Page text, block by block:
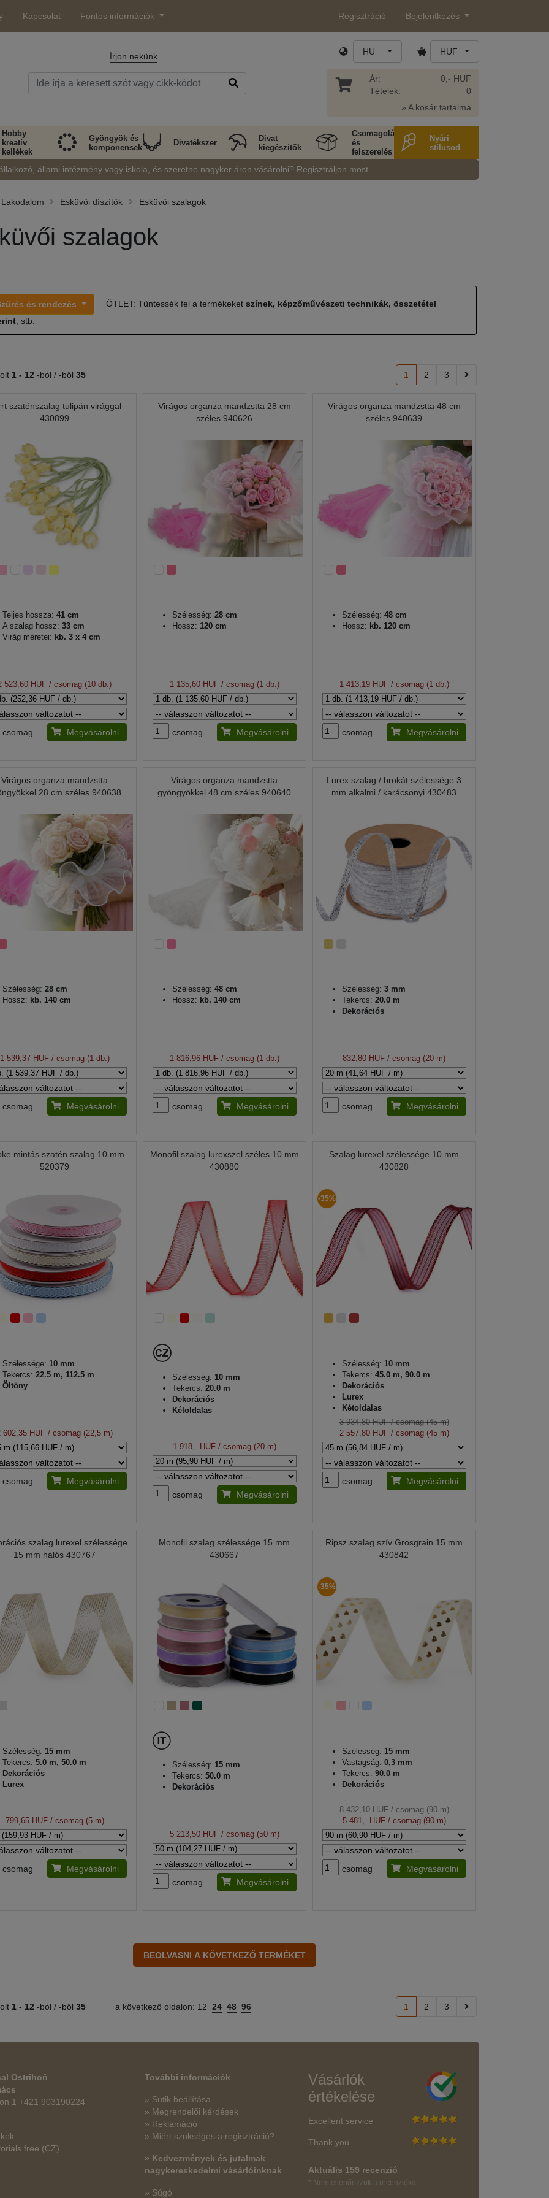
Kapcsolat Fontos információk Regisztráció Bejelentkezés
Írjon nekünk HU HUF
Ár:
Tételek:
0,- HUF
0
» A kosár tartalma
Hobby
kreatív
kellékek
Gyöngyök és
komponensek
Divatékszer
Divat
kiegészítők
Csomagolás
és
felszerelés
Nyári
stílusod
állami intézmény vagy iskola, és szeretne nagyker áron vásárolni? Regisztráljon most
Lakodalom Esküvői díszítők Esküvői szalagok
szalagok
és rendezés ÖTLET: Tüntessék fel a termékeket színek, képzőművészeti technikák, összetétel
, stb.
1 - 12 -ból / -ből 35 1 2 3
szaténszalag tulipán virággal
430899
Teljes hossza: 41 cm
A szalag hossz: 33 cm
Virág méretei: kb. 3 x 4 cm
523,60 HUF / csomag (10 db.)
csomag Megvásárolni
Virágos organza mandzstta 28 cm
széles 940626
Szélesség: 28 cm
Hossz: 120 cm
1 135,60 HUF/ csomag (1 db.)
csomag Megvásárolni
Virágos organza mandzstta 48 cm
széles 940639
Szélesség: 48 cm
Hossz: kb. 120 cm
1 413,19 HUF/ csomag (1 db.)
csomag Megvásárolni
Virágos organza mandzstta
28 cm széles 940638
Szélesség: 28 cm
Hossz: kb. 140 cm
1 539,37 HUF/ csomag (1 db.)
csomag Megvásárolni
Virágos organza mandzstta
gyöngyökkel 48 cm széles 940640
Szélesség: 48 cm
Hossz: kb. 140 cm
1 816,96 HUF/ csomag (1 db.)
csomag Megvásárolni
Lurex szalag / brokát szélessége 3
mm alkalmi / karácsonyi 430483
Szélesség: 3 mm
Tekercs: 20.0 m
Dekorációs
832,80 HUF / csomag (20 m)
csomag Megvásárolni
mintás szatén szalag 10 mm
520379
Szélessége: 10 mm
Tekercs: 22.5 m, 112.5 m
Öltöny
602,35 HUF / csomag (22,5 m)
csomag Megvásárolni
Monofil szalag lurexszel széles 10 mm
430880
Szélesség: 10 mm
Tekercs: 20.0 m
Dekorációs
Kétoldalas
1 918,- HUF/ csomag (20 m)
csomag Megvásárolni
Szalag lurexel szélessége 10 mm
430828
-35%
Szélesség: 10 mm
Tekercs: 45.0 m, 90.0 m
Dekorációs
Lurex
Kétoldalas
3 934,80 HUF/ csomag (45 m)
2 557,80 HUF/ csomag (45 m)
csomag Megvásárolni
szalag lurexel szélessége
15 mm hálós 430767
Szélesség: 15 mm
Tekercs: 5.0 m, 50.0 m
Dekorációs
Lurex
799,65 HUF/ csomag (5 m)
csomag Megvásárolni
Monofil szalag szélessége 15 mm
430667
Szélesség: 15 mm
Tekercs: 50.0 m
Dekorációs
5 213,50 HUF/ csomag (50 m)
csomag Megvásárolni
Ripsz szalag szív Grosgrain 15 mm
430842
-35%
Szélesség: 15 mm
Vastagság: 0,3 mm
Tekercs: 90.0 m
Dekorációs
8 432,10 HUF/ csomag (90 m)
5 481,- HUF/ csomag (90 m)
csomag Megvásárolni
1 - 12 -ból / -ből 35 a következő oldalon: 12 24 48 96 1 2 3
Ostrihoň
1 +421 903190224
free (CZ)
További információk
» Sütik beállítása
» Megrendelői kérdések
» Reklamáció
» Miért szükséges a regisztráció?
» Kedvezmények és jutalmak
nagykereskedelmi vásárlóinknak
» Súgó
Vásárlók
értékelése
Excellent service
Thank you.
Aktuális 159 recenzió
* Nem ellenőrizzük a recenziókat